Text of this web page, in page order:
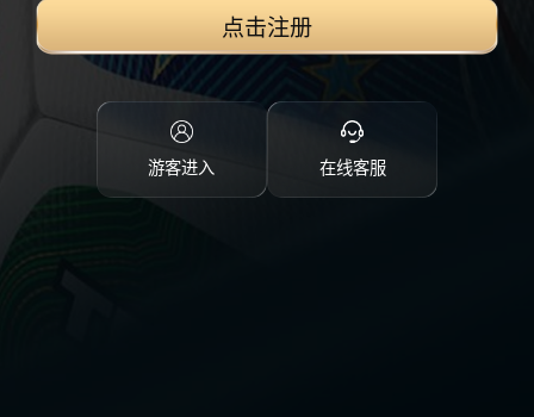
点击注册
游客进入 在线客服